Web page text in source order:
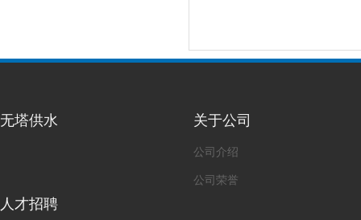
无塔供水 关于公司
公司介绍
公司荣誉
人才招聘